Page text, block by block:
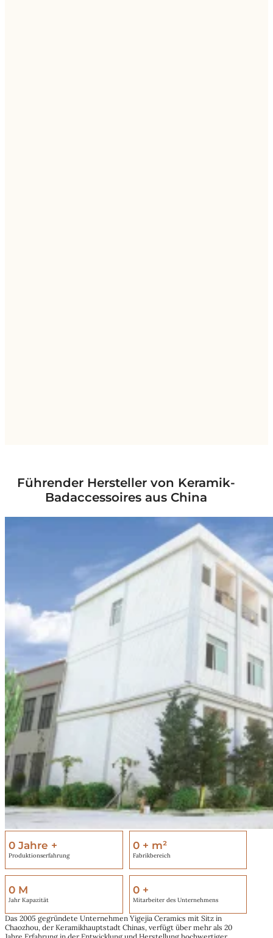
Führender Hersteller von Keramik-
Badaccessoires aus China
0 Jahre +
Produktionserfahrung
0+ m²
Fabrikbereich
0 M
Jahr Kapazität
0+
Mitarbeiter des Unternehmens
Das 2005 gegründete Unternehmen Yigejia Ceramics mit Sitz in
Chaozhou, der Keramikhauptstadt Chinas, verfügt über mehr als 20